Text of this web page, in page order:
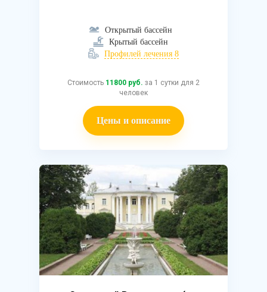
Открытый бассейн
Крытый бассейн
Профилей лечения 8
Стоимость 11800 руб. за 1 сутки для 2
человек
Цены и описание